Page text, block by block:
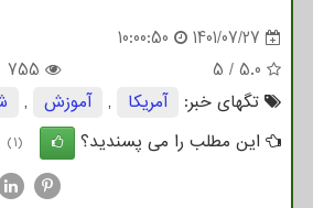
1401/07/27
10:00:50
5.0
/
5
755
تگهای خبر:
آمریكا , آموزش ,
این مطلب را می پسندید؟
(1)